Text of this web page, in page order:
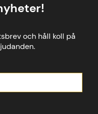
och håll koll på